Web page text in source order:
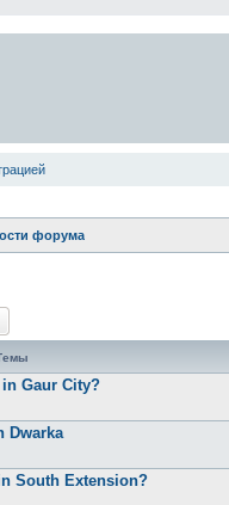
форума
Gaur City?
Dwarka
South Extension?